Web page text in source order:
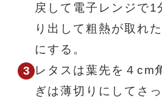
戻して電子レンジで1
り出して粗熱が取れ
にする。
レタスは葉先を４cm
ぎは薄切りにしてさ